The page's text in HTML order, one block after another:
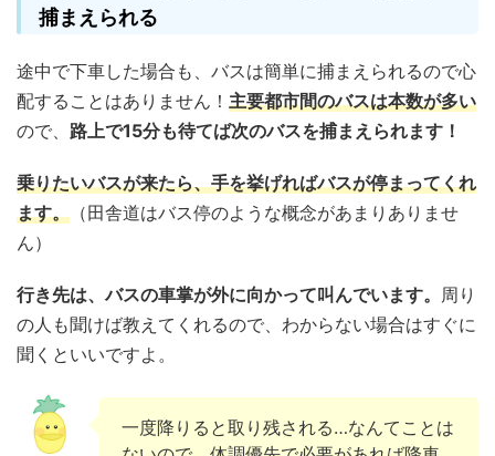
捕まえられる
途中で下車した場合も、バスは簡単に捕まえられるので心
配することはありません！ 主要都市間のバスは本数が多い
ので、 路上で15分も待てば次のバスを捕まえられます！
乗りたいバスが来たら、手を挙げればバスが停まってくれ
ます。 （田舎道はバス停のような概念があまりありませ
ん）
行き先は、バスの車掌が外に向かって叫んでいます。 周り
の人も聞けば教えてくれるので、わからない場合はすぐに
聞くといいですよ。
一度降りると取り残される…なんてことは